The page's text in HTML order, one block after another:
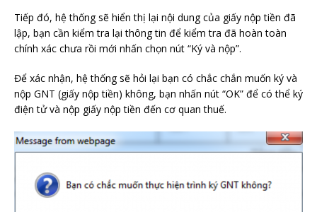
Tiếp đó, hệ thống sẽ hiển thị lại nội dung của giấy nộp tiền đã
lập, bạn cần kiểm tra lại thông tin để kiểm tra đã hoàn toàn
chính xác chưa rồi mới nhấn chọn nút “Ký và nộp”.
Để xác nhận, hệ thống sẽ hỏi lại bạn có chắc chắn muốn ký và
nộp GNT (giấy nộp tiền) không, bạn nhấn nút “OK” để có thể ký
điện tử và nộp giấy nộp tiền đến cơ quan thuế.